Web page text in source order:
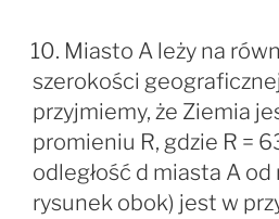
10. Miasto A leży na
szerokości
przyjmiemy, że Ziemia
promieniu R, gdzie R =
odległość d miasta A
rysunek obok) jest w